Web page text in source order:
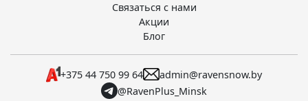
Связаться с нами
Акции
Блог
+375 44 750 99 64
admin@ravensnow.by
@RavenPlus_Minsk